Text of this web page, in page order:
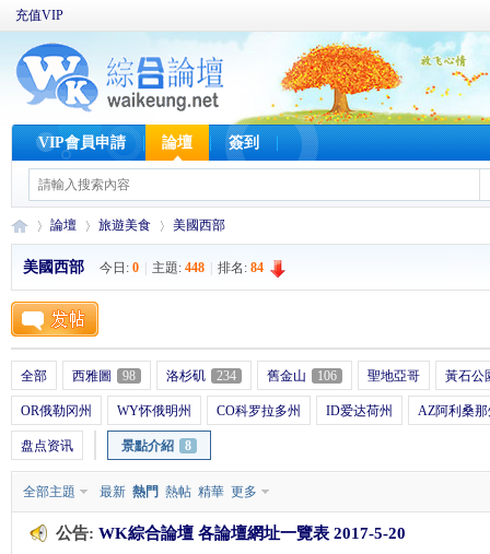
充值VIP
VIP會員申請 論壇 簽到
W
論壇
›
旅遊美食 美國西部
美國西部 今日: 0 主題: 448 排名: 84
全部 西雅圖 98 洛杉矶 234 舊金山 106 聖地亞哥 黃石公
OR俄勒冈州 WY怀俄明州 CO科罗拉多州 ID爱达荷州 AZ阿利桑那
盘点资讯 景點介紹 8
全部主題 最新 熱門 熱帖 精華 更多
公告: WK綜合論壇 各論壇網址一覽表 2017-5-20